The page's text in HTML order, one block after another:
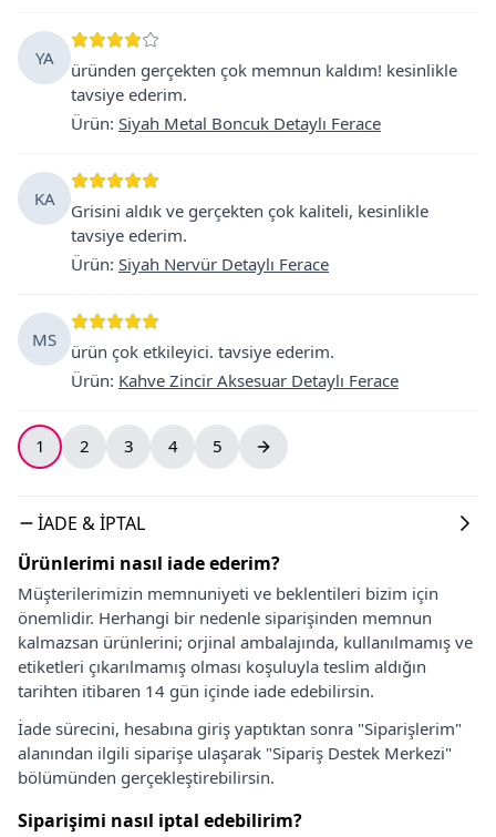
YA
üründen gerçekten çok memnun kaldım! kesinlikle
tavsiye ederim.
Ürün: Siyah Metal Boncuk Detaylı Ferace
KA
Grisini aldık ve gerçekten çok kaliteli, kesinlikle
tavsiye ederim.
Ürün: Siyah Nervür Detaylı Ferace
MS
ürün çok etkileyici. tavsiye ederim.
Ürün: Kahve Zincir Aksesuar Detaylı Ferace
1 2 3 4 5
İADE & İPTAL
Ürünlerimi nasıl iade ederim?
Müşterilerimizin memnuniyeti ve beklentileri bizim için
önemlidir. Herhangi bir nedenle siparişinden memnun
kalmazsan ürünlerini; orjinal ambalajında, kullanılmamış ve
etiketleri çıkarılmamış olması koşuluyla teslim aldığın
tarihten itibaren 14 gün içinde iade edebilirsin.
İade sürecini, hesabına giriş yaptıktan sonra "Siparişlerim"
alanından ilgili siparişe ulaşarak "Sipariş Destek Merkezi"
bölümünden gerçekleştirebilirsin.
Siparişimi nasıl iptal edebilirim?